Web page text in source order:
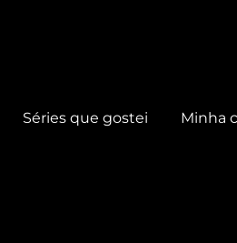
Séries que gostei Minha